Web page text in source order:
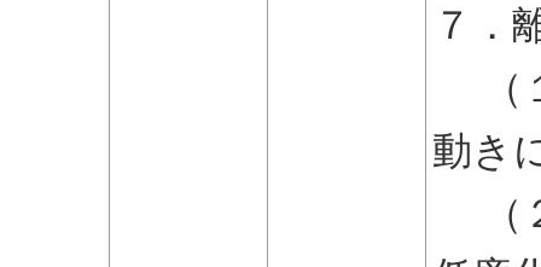
７．
（
動き
（